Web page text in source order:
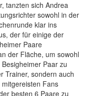
tanzten sich Andrea
sowohl in der
klar ins
der für einige der
Paare
der Fläche, um sowohl
Paar zu
Trainer, sondern auch
Fans
besten 6 Paare zu